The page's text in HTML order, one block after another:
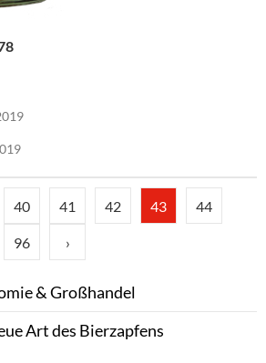
40 41 42 43 44
96 ›
& Großhandel
Art des Bierzapfens